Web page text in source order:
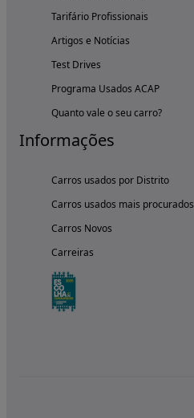
Tarifário Profissionais
Artigos e Notícias
Test Drives
Programa Usados ACAP
Quanto vale o seu carro?
Informações
Carros usados por Distrito
Carros usados mais procurados
Carros Novos
Carreiras